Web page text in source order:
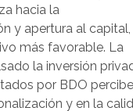
hacia la
y apertura al capital,
más favorable. La
la inversión
por BDO
y en la